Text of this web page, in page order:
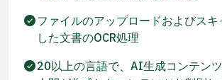
ファイルのアップロードおよびスキ
した文書のOCR処理
20以上の言語で、AI生成コンテン